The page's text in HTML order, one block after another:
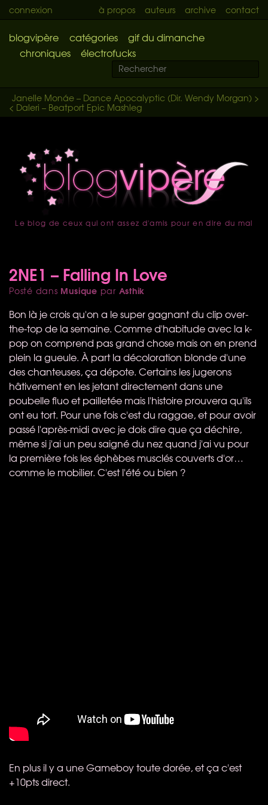
connexion à propos auteurs archive contact
blogvipère catégories
gif du dimanche
chroniques
électrofucks
Janelle Monáe – Dance Apocalyptic (Dir. Wendy Morgan) >
< Daleri – Beatport Epic Mashleg
accueil
Le blog de ceux qui ont assez d'amis pour en dire du mal
2NE1 – Falling In Love
Posté dans Musique par Asthik
Bon là je crois qu'on a le super gagnant du clip over-
the-top de la semaine. Comme d'habitude avec la k-
pop on comprend pas grand chose mais on en prend
plein la gueule. À part la décoloration blonde d'une
des chanteuses, ça dépote. Certains les jugerons
hâtivement en les jetant directement dans une
poubelle fluo et pailletée mais l'histoire prouvera qu'ils
ont eu tort. Pour une fois c'est du raggae, et pour avoir
passé l'après-midi avec je dois dire que ça déchire,
même si j'ai un peu saigné du nez quand j'ai vu pour
la première fois les éphèbes musclés couverts d'or…
comme le mobilier. C'est l'été ou bien ?
En plus il y a une Gameboy toute dorée, et ça c'est
+10pts direct.